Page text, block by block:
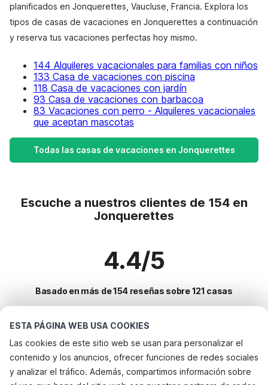
ESTA PÁGINA WEB USA COOKIES
Las cookies de este sitio web se usan para personalizar el
contenido y los anuncios, ofrecer funciones de redes sociales
y analizar el tráfico. Además, compartimos información sobre
planificados en Jonquerettes, Vaucluse, Francia. Explora los
tipos de casas de vacaciones en Jonquerettes a continuación
y reserva tus vacaciones perfectas hoy mismo.
144 Alquileres vacacionales para familias con niños
133 Casa de vacaciones con piscina
118 Casa de vacaciones con jardín
93 Casa de vacaciones con barbacoa
83 Vacaciones con perro - Alquileres vacacionales
que aceptan mascotas
Todas las casas de vacaciones en Jonquerettes
Escuche a nuestros clientes de 154 en
Jonquerettes
4.4/5
Basado en más de 154 reseñas sobre 121 casas
Destinos más populares para vacaciones
Ciudades con los mejores servicios para vacaciones
Alquileres vacacionales para familias con niños les-adrets